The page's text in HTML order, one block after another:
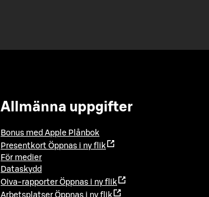
Allmänna uppgifter
Bonus med Apple Plånbok
Presentkort Öppnas i ny flik
För medier
Dataskydd
Oiva-rapporter Öppnas i ny flik